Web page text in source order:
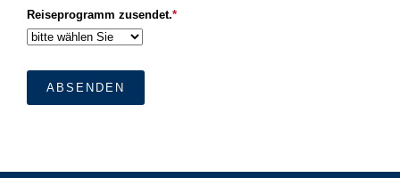
Reiseprogramm zusendet.*
ABSENDEN